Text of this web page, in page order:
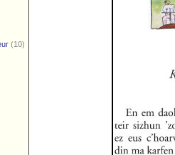
(10)